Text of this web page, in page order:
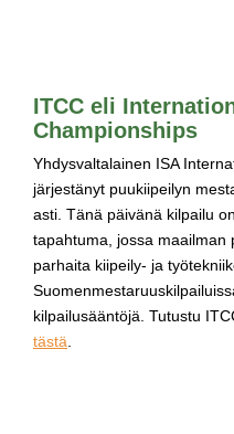
ITCC eli
Championships
Yhdysvaltalainen ISA
järjestänyt puukiipeilyn
asti. Tänä päivänä kilpailu
tapahtuma, jossa maailman
parhaita kiipeily- ja
kilpailusääntöjä. Tutustu
tästä